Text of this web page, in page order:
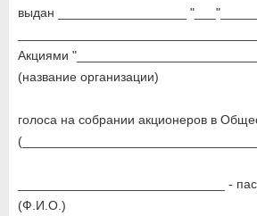
выдан __________________
Акциями
(название организации)
голоса на собрании акционеров в
_____________________________ -
(Ф.И.О.)